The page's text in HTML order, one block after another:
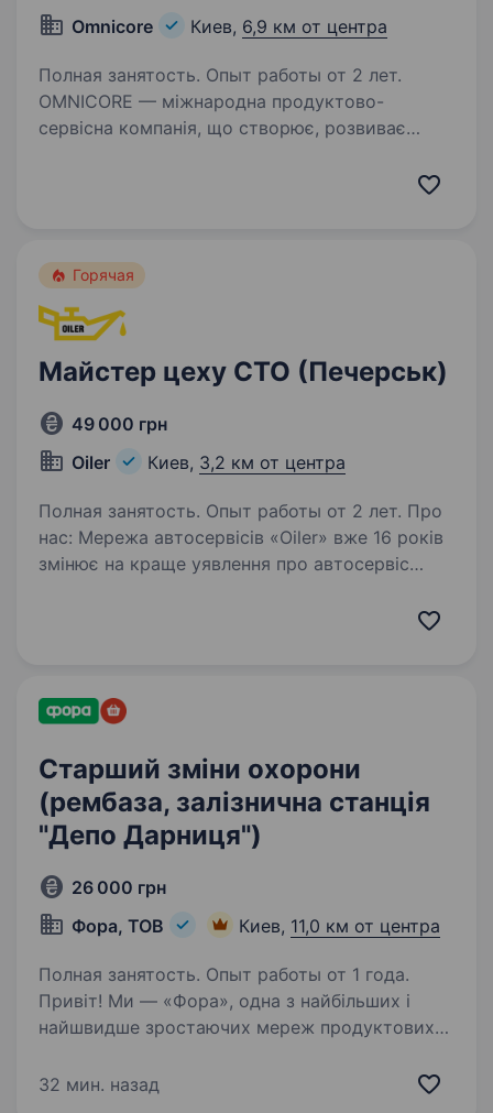
Omnicore
Киев, 6,9 км от центра
Полная занятость. Опыт работы от 2 лет.
OMNICORE — міжнародна продуктово-
сервісна компанія, що створює, розвиває
гравців ритейлу в індустрії моди. Наші ключові
Горячая
Майстер цеху СТО (Печерськ)
49 000 грн
Oiler
Киев, 3,2 км от центра
Полная занятость. Опыт работы от 2 лет. Про
нас: Мережа автосервісів «Oiler» вже 16 років
змінює на краще уявлення про автосервіс
Старший зміни охорони
(рембаза, залізнична станція
"Депо Дарниця")
26 000 грн
Фора, ТОВ
Киев, 11,0 км от центра
Полная занятость. Опыт работы от 1 года.
Привіт! Ми — «Фора», одна з найбільших і
найшвидше зростаючих мереж продуктових
команда — це понад 350 магазинів, власні
32 мин. назад